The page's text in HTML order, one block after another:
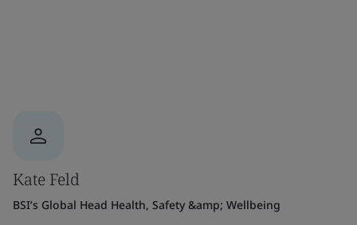
Kate Feld
BSI’s Global Head Health, Safety &amp; Wellbeing